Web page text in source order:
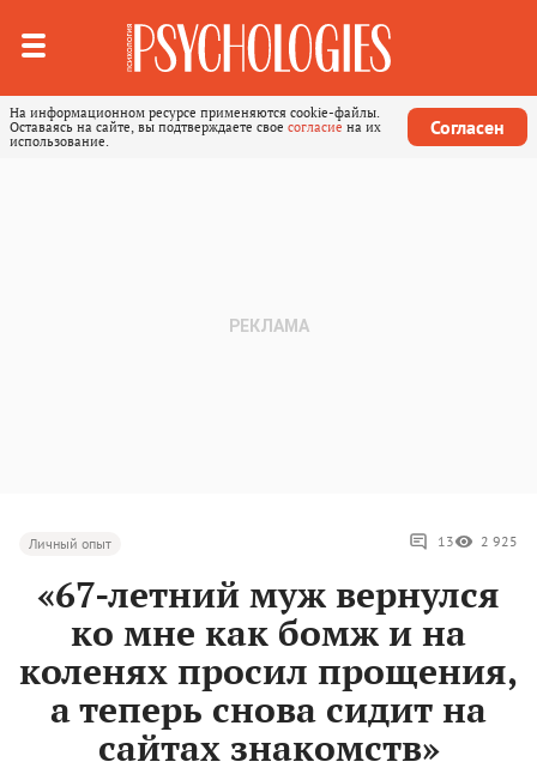
На информационном ресурсе применяются cookie-файлы.
Оставаясь на сайте, вы подтверждаете свое согласие на их
использование.
Согласен
Личный опыт 13 2 925
«67-летний муж вернулся
ко мне как бомж и на
коленях просил прощения,
а теперь снова сидит на
сайтах знакомств»